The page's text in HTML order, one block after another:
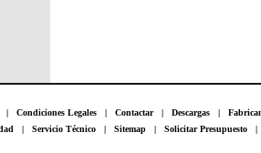
| Condiciones Legales | Contactar| Descargas |
| Servicio Técnico | Sitemap | Solicitar Presupuesto